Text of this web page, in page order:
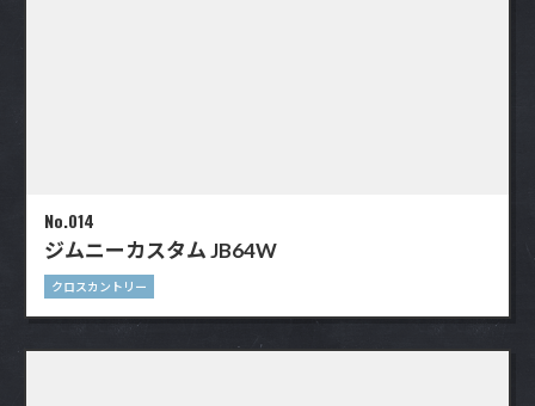
No.014
ジムニーカスタム JB64W
クロスカントリー